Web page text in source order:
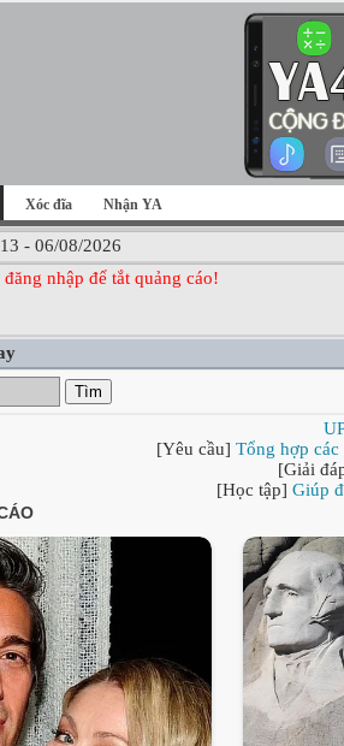
Xóc đĩa Nhận YA
- 06/08/2026
nhập để tắt quảng cáo!
Tìm
[Yêu cầu] Tổng hợp
[Giải
[Học tập] Giúp